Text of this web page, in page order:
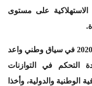
الاستهلاكية على مستوى
كما يندرج مشروع قانون المالية لسنة 2020 في سياق وطني واعد
التحكم في التوازنات
الوطنية والدولية، وأخذا